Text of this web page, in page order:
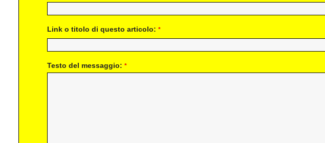
Link o titolo di questo articolo: *
Testo del messaggio: *